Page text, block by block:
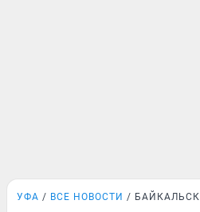
УФА ВСЕ НОВОСТИ БАЙКАЛЬСК